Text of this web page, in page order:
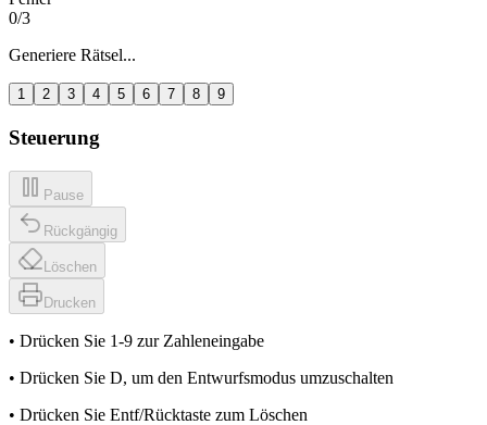
0/3
Generiere Rätsel...
1 2 3 4 5 6 7 8 9
Steuerung
Pause
Rückgängig
Löschen
Drucken
• Drücken Sie 1-9 zur Zahleneingabe
• Drücken Sie D, um den Entwurfsmodus umzuschalten
• Drücken Sie Entf/Rücktaste zum Löschen